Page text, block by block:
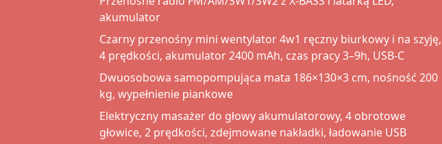
akumulator
Czarny przenośny mini wentylator 4w1 ręczny biurkowy i na szyję,
4 prędkości, akumulator 2400 mAh, czas pracy 3–9h, USB-C
Dwuosobowa samopompująca mata 186×130×3 cm, nośność 200
kg, wypełnienie piankowe
Elektryczny masażer do głowy akumulatorowy, 4 obrotowe
głowice, 2 prędkości, zdejmowane nakładki, ładowanie USB